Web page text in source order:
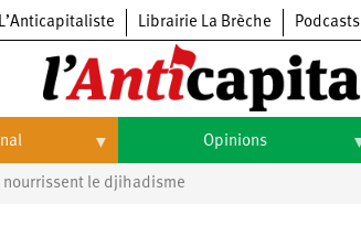
L’Anticapitaliste Librairie La Brèche Podcasts
Opinions
Opinions
le djihadisme